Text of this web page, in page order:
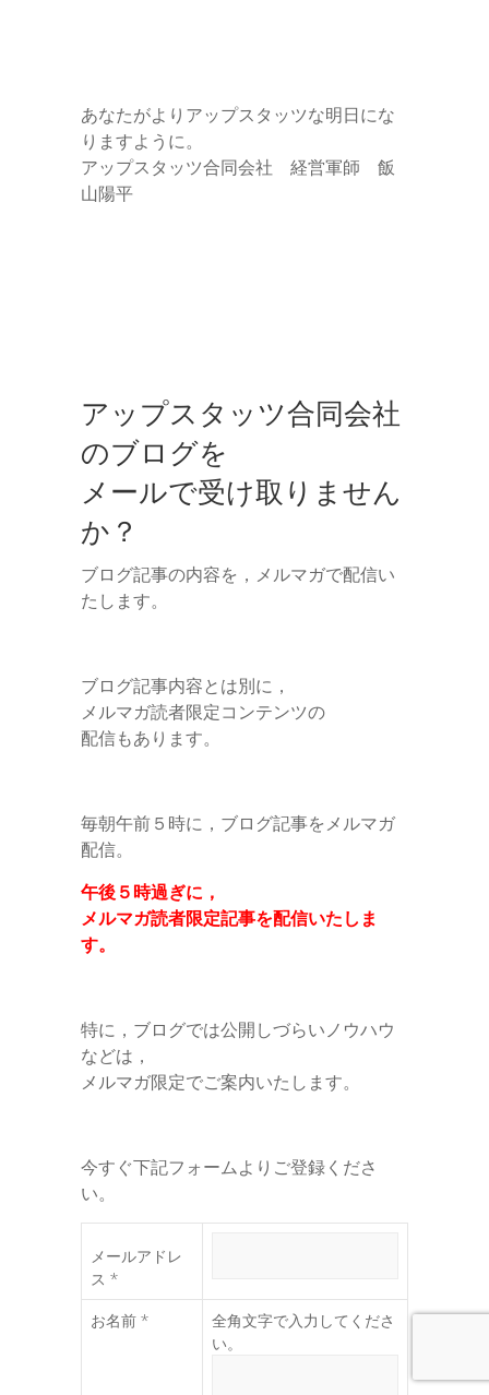
あなたがよりアップスタッツな明日にな
りますように。
アップスタッツ合同会社 経営軍師 飯
山陽平
アップスタッツ合同会社
のブログを
メールで受け取りません
か？
ブログ記事の内容を，メルマガで配信い
たします。
ブログ記事内容とは別に，
メルマガ読者限定コンテンツの
配信もあります。
毎朝午前５時に，ブログ記事をメルマガ
配信。
午後５時過ぎに，
メルマガ読者限定記事を配信いたしま
す。
特に，ブログでは公開しづらいノウハウ
などは，
メルマガ限定でご案内いたします。
今すぐ下記フォームよりご登録くださ
い。
メールアドレ
ス *
お名前 *
全角文字で入力してくださ
い。